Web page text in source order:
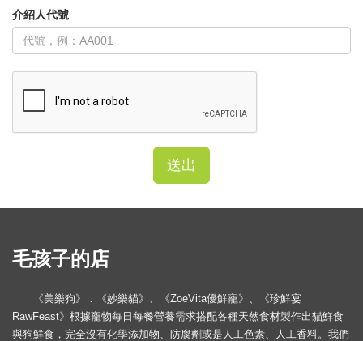
介紹人代號
毛孩子的店
《美樂狗》．《妙樂貓》、《ZoeVita優鮮寵》、《珍鮮宴
RawFeast》根據寵物每日每餐營養需求搭配各種天然食材製作出貓鮮食
與狗鮮食，完全沒有化學添加物、防腐劑或是人工色素、人工香料。我們